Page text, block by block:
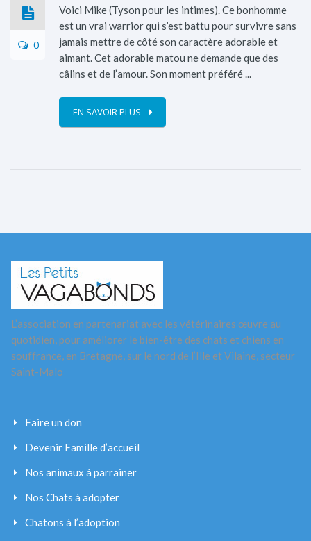
0
Voici Mike (Tyson pour les intimes). Ce bonhomme
est un vrai warrior qui s’est battu pour survivre sans
jamais mettre de côté son caractère adorable et
aimant. Cet adorable matou ne demande que des
câlins et de l’amour. Son moment préféré ...
EN SAVOIR PLUS
L’association en partenariat avec les vétérinaires œuvre au
quotidien, pour améliorer le bien-être des chats et chiens en
souffrance, en Bretagne, sur le nord de l’Ille et Vilaine, secteur
Saint-Malo
Faire un don
Devenir Famille d’accueil
Nos animaux à parrainer
Nos Chats à adopter
Chatons à l’adoption